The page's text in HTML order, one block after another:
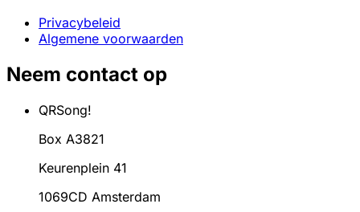
Privacybeleid
Algemene voorwaarden
Neem contact op
QRSong!
Box A3821
Keurenplein 41
1069CD Amsterdam